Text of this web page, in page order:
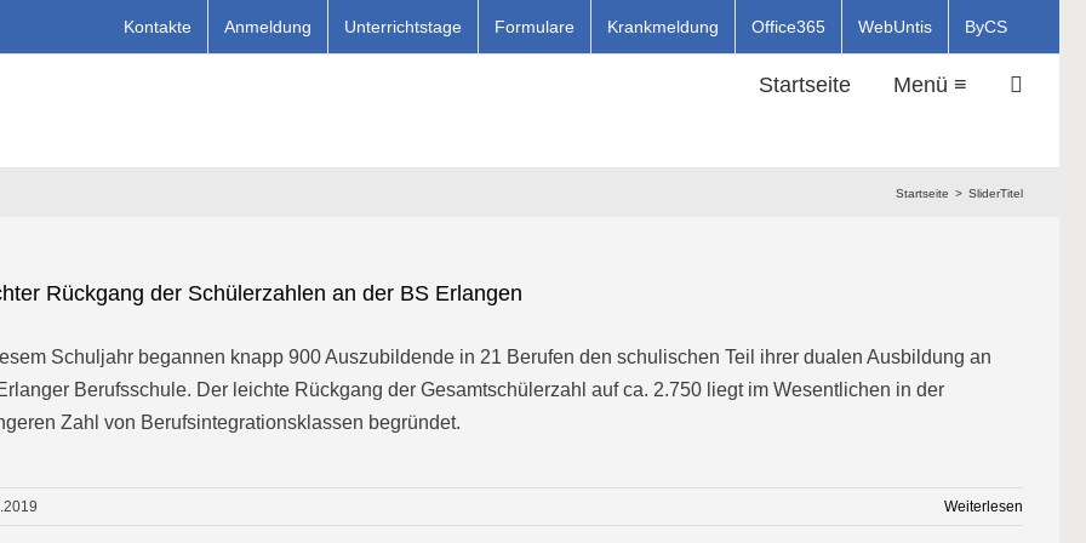
Kontakte Anmeldung Unterrichtstage Formulare Krankmeldung Office365 WebUntis ByCS
Startseite Menü ≡
Startseite SliderTitel
Rückgang der Schülerzahlen an der BS Erlangen
Schuljahr begannen knapp 900 Auszubildende in 21 Berufen den schulischen Teil ihrer dualen Ausbildung an
Berufsschule. Der leichte Rückgang der Gesamtschülerzahl auf ca. 2.750 liegt im Wesentlichen in der
Zahl von Berufsintegrationsklassen begründet.
Weiterlesen